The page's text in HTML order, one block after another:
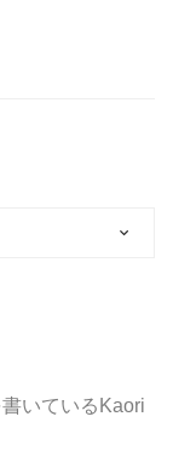
いているKaori